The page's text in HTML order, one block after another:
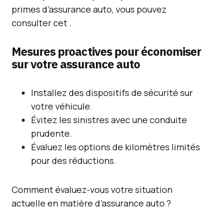
primes d’assurance auto, vous pouvez
consulter cet .
Mesures proactives pour économiser
sur votre assurance auto
Installez des dispositifs de sécurité sur
votre véhicule.
Évitez les sinistres avec une conduite
prudente.
Évaluez les options de kilomètres limités
pour des réductions.
Comment évaluez-vous votre situation
actuelle en matière d’assurance auto ?